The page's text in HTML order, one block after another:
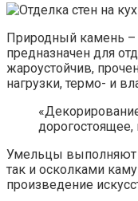
Природный камень
предназначен для
жароустойчив,
нагрузки, термо- и
Умельцы выполняют
так и осколками
произведение